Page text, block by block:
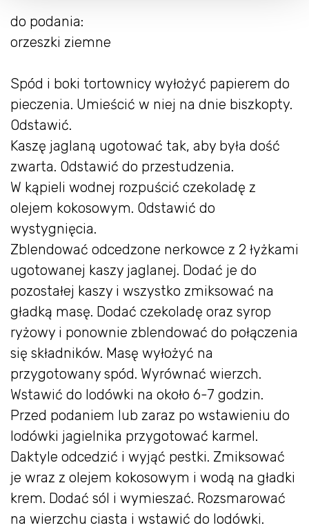
do podania:
orzeszki ziemne
Spód i boki tortownicy wyłożyć papierem do
pieczenia. Umieścić w niej na dnie biszkopty.
Odstawić.
Kaszę jaglaną ugotować tak, aby była dość
zwarta. Odstawić do przestudzenia.
W kąpieli wodnej rozpuścić czekoladę z
olejem kokosowym. Odstawić do
wystygnięcia.
Zblendować odcedzone nerkowce z 2 łyżkami
ugotowanej kaszy jaglanej. Dodać je do
pozostałej kaszy i wszystko zmiksować na
gładką masę. Dodać czekoladę oraz syrop
ryżowy i ponownie zblendować do połączenia
się składników. Masę wyłożyć na
przygotowany spód. Wyrównać wierzch.
Wstawić do lodówki na około 6-7 godzin.
Przed podaniem lub zaraz po wstawieniu do
lodówki jagielnika przygotować karmel.
Daktyle odcedzić i wyjąć pestki. Zmiksować
je wraz z olejem kokosowym i wodą na gładki
krem. Dodać sól i wymieszać. Rozsmarować
na wierzchu ciasta i wstawić do lodówki.